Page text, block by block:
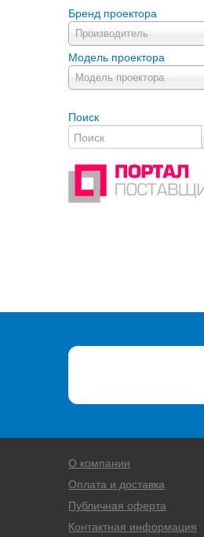
Бренд проектора
Производитель
Модель проектора
Модель проектора
Поиск
О компании
Оплата и доставка
Публичная оферта
Контактная информация